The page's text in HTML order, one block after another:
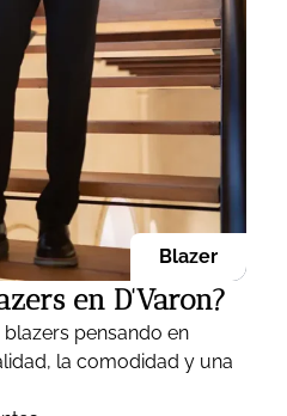
Blazer
en D'Varon?
blazers pensando en
la comodidad y una